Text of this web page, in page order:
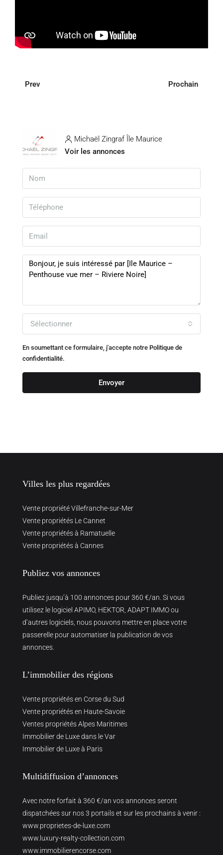
Prev Prochain
Michaël Zingraf Île Maurice
Voir les annonces
Sélectionner
En soumettant ce formulaire, j'accepte notre Politique de
confidentialité.
Envoyer
Villes les plus regardées
Vente propriété Villefranche-sur-Mer
Vente propriétés Le Cannet
Vente propriétés à Ramatuelle
Vente propriétés à Cannes
Publiez vos annonces
Publiez jusqu’à 100 annonces pour 360 €/an. Si vous
utilisez le logiciel APIMO, HEKTOR, ADAPT IMMO ou
d’autres logiciels, nous pouvons mettre en place votre
passerelle pour automatiser la publication de vos
annonces.
L’immobilier des régions
Vente propriétés en Corse du Sud
Vente propriétés en Haute-Savoie
Ventes propriétés Alpes Maritimes
Immobilier de Luxe dans le Var
Immobilier de Luxe à Paris
Multidiffusion d’annonces
Avec notre forfait à 360 €/an vos annonces seront
dispatchées sur nos 3 portails et sur les prochains à venir :
www.proprietes-de-luxe.com
www.luxury-realty-collection.com
www.immobilierencorse.com